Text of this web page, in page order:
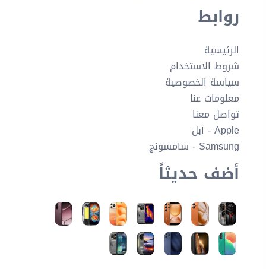
روابط
الرئيسية
شروط الاستخدام
سياسة الخصوصية
معلومات عنا
تواصل معنا
Apple - أبل
Samsung - سامسونج
أضف حديثاً